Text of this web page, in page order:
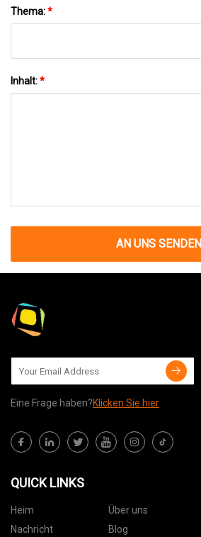
Thema:*
Inhalt:*
AN UNS SENDEN
Eine Frage haben?Klicken Sie hier
QUICK LINKS
Heim Über uns
Nachricht
Blog